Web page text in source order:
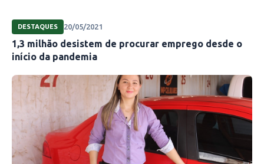
DESTAQUES 20/05/2021
1,3 milhão desistem de procurar emprego desde o
início da pandemia